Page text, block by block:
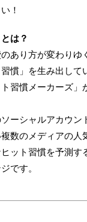
！
は？
あり方が変わりゆ
慣」を生み出して
習慣メーカーズ」
ーシャルアカウン
数のメディアの人
ット習慣を予測す
です。